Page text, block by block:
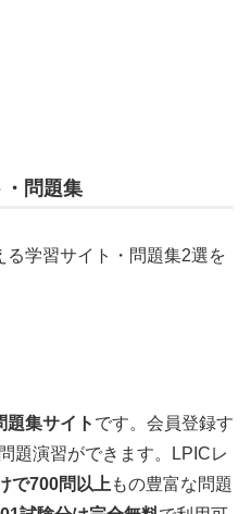
問題集
学習サイト・問題集2選を
題集サイト です。会員登録す
題演習ができます。LPICレ
で700問以上 もの豊富な問題